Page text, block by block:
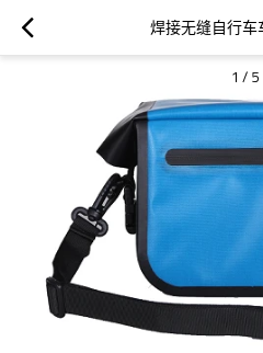
焊接无缝自行
1 / 5